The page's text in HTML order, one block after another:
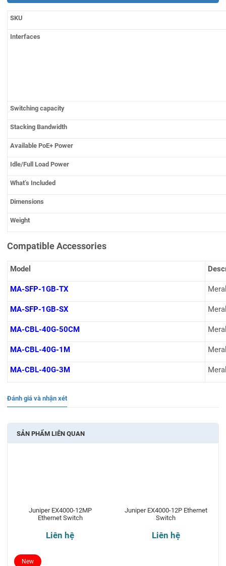
SKU
Interfaces
Switching capacity
Stacking Bandwidth
Available PoE+ Power
Idle/Full Load Power
What’s Included
Dimensions
Weight
Compatible Accessories
Model
MA-SFP-1GB-TX
MA-SFP-1GB-SX
MA-CBL-40G-50CM
MA-CBL-40G-1M
MA-CBL-40G-3M
Đánh giá và nhận xét
SẢN PHẨM LIÊN QUAN
Juniper EX4000-12MP
Ethernet Switch
Liên hệ
Juniper EX4000-12P Ethernet
Switch
Liên hệ
New